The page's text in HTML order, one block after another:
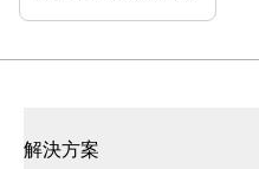
解決方案